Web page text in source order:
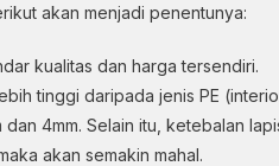
akan menjadi penentunya:
kualitas dan harga tersendiri.
tinggi daripada jenis PE
4mm. Selain itu, ketebalan
akan semakin mahal.